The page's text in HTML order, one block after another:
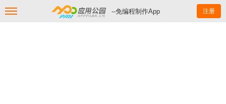
--免编程制作App 注册